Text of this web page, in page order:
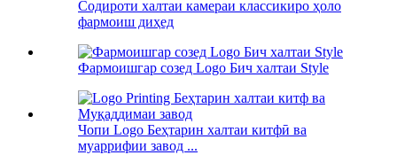
Содироти халтаи камераи классикиро ҳоло
фармоиш диҳед
Фармоишгар созед Logo Бич халтаи Style
Чопи Logo Беҳтарин халтаи китфӣ ва
муаррифии завод ...